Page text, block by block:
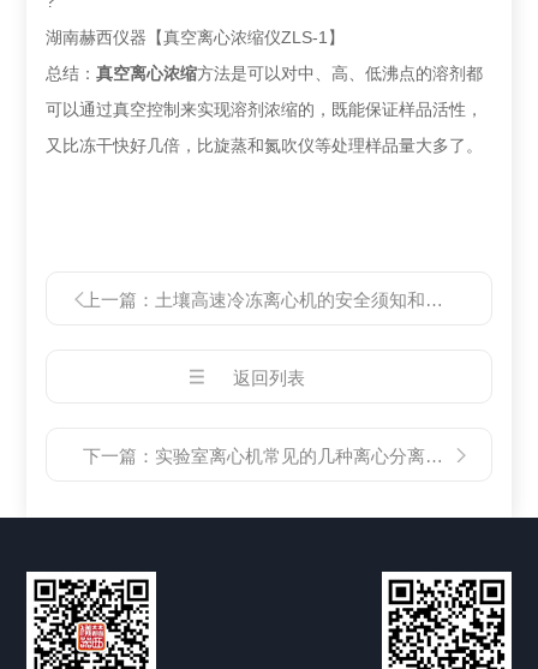
湖南赫西仪器【真空离心浓缩仪ZLS-1】
总结：真空离心浓缩方法是可以对中、高、低沸点的溶剂都
可以通过真空控制来实现溶剂浓缩的，既能保证样品活性，
又比冻干快好几倍，比旋蒸和氮吹仪等处理样品量大多了。
上一篇： 土壤高速冷冻离心机的安全须知和维护保养
返回列表
下一篇： 实验室离心机常见的几种离心分离法有哪些？